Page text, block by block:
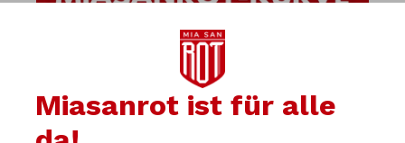
Miasanrot ist für alle